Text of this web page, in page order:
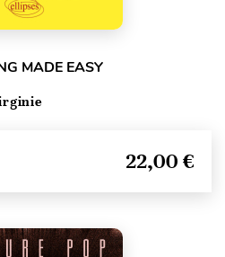
MADE EASY
22,00 €